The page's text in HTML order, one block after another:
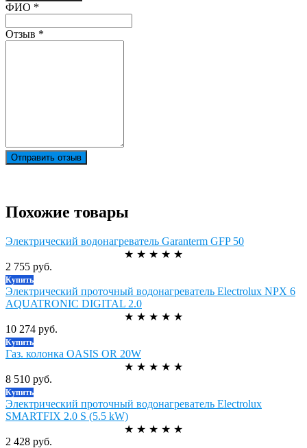
Ваш отзыв был отправлен!
ФИО *
Отзыв *
Отправить отзыв
Похожие товары
Электрический водонагреватель Garanterm GFP 50
★ ★ ★ ★ ★
2 755 руб.
Купить
Электрический проточный водонагреватель Electrolux NPX 6
AQUATRONIC DIGITAL 2.0
★ ★ ★ ★ ★
10 274 руб.
Купить
Газ. колонка OASIS OR 20W
★ ★ ★ ★ ★
8 510 руб.
Купить
Электрический проточный водонагреватель Electrolux
SMARTFIX 2.0 S (5.5 kW)
★ ★ ★ ★ ★
2 428 руб.